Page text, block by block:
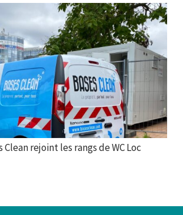
Clean rejoint les rangs de WC Loc